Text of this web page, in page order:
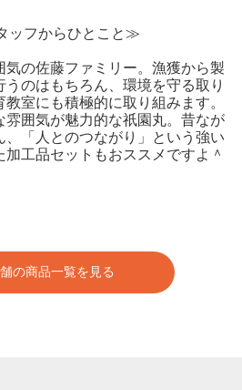
ッフからひとこと≫
気の佐藤ファミリー。漁獲から製
のはもちろん、環境を守る取り
室にも積極的に取り組みます。
雰囲気が魅力的な祇園丸。昔なが
、「人とのつながり」という強い
工品セットもおススメですよ＾
の商品一覧を見る